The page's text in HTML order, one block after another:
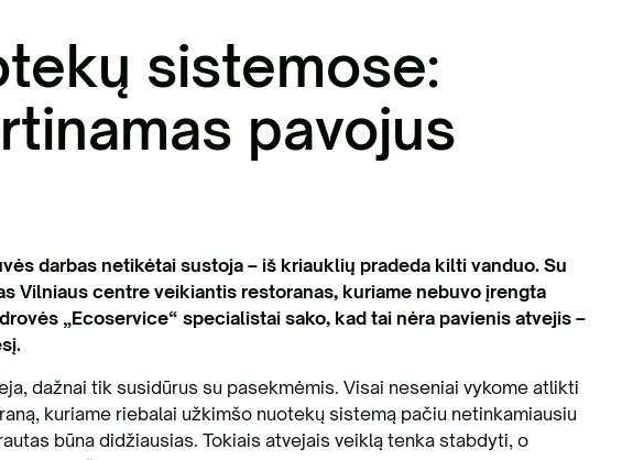
sistemose:
pavojus
darbas netikėtai sustoja – iš kriauklių pradeda kilti vanduo. Su
Vilniaus centre veikiantis restoranas, kuriame nebuvo įrengta
„Ecoservice“ specialistai sako, kad tai nėra pavienis atvejis –
dažnai tik susidūrus su pasekmėmis. Visai neseniai vykome atlikti
kuriame riebalai užkimšo nuotekų sistemą pačiu netinkamiausiu
būna didžiausias. Tokiais atvejais veiklą tenka stabdyti, o